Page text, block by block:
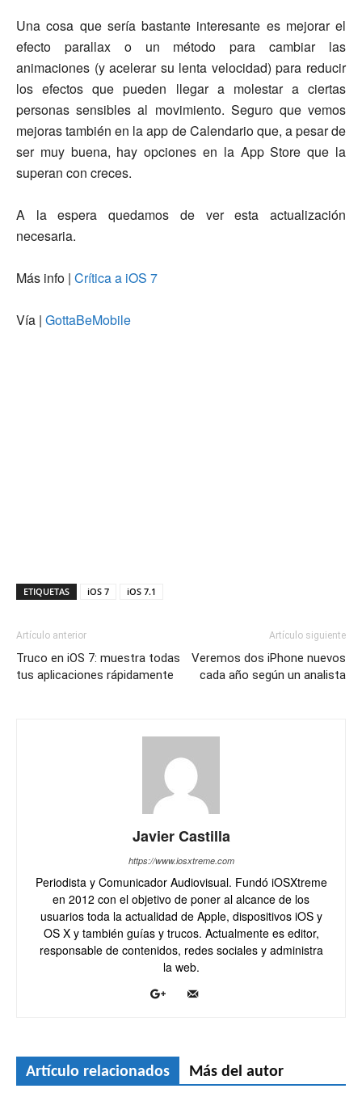
Una cosa que sería bastante interesante es mejorar el
efecto parallax o un método para cambiar las
animaciones (y acelerar su lenta velocidad) para reducir
los efectos que pueden llegar a molestar a ciertas
personas sensibles al movimiento. Seguro que vemos
mejoras también en la app de Calendario que, a pesar de
ser muy buena, hay opciones en la App Store que la
superan con creces.
A la espera quedamos de ver esta actualización
necesaria.
Más info | Crítica a iOS 7
Vía | GottaBeMobile
ETIQUETAS iOS 7 iOS 7.1
Artículo anterior
Truco en iOS 7: muestra todas
tus aplicaciones rápidamente
Artículo siguiente
Veremos dos iPhone nuevos
cada año según un analista
Javier Castilla
https://www.iosxtreme.com
Periodista y Comunicador Audiovisual. Fundó iOSXtreme
en 2012 con el objetivo de poner al alcance de los
usuarios toda la actualidad de Apple, dispositivos iOS y
OS X y también guías y trucos. Actualmente es editor,
responsable de contenidos, redes sociales y administra
la web.
Artículo relacionados Más del autor